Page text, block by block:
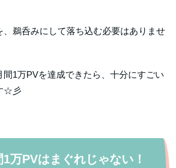
鵜呑みにして落ち込む必要はありませ
1万PVを達成できたら、十分にすごい
☆彡
万PVはまぐれじゃない！